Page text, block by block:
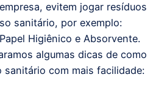
evitem jogar resíduos
sanitário, por exemplo:
Higiênico e Absorvente.
algumas dicas de como
sanitário com mais facilidade: